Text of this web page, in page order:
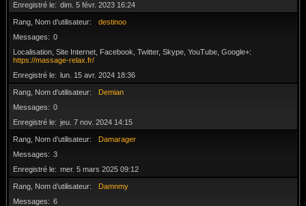
Enregistré le
dim. 5 févr. 2023 16:24
Rang, Nom d’utilisateur
destinoo
Messages
0
Localisation, Site Internet, Facebook, Twitter, Skype, YouTube, Google+
https://massage-relax.fr/
Enregistré le
lun. 15 avr. 2024 18:36
Rang, Nom d’utilisateur
Demian
Messages
0
Enregistré le
jeu. 7 nov. 2024 14:15
Rang, Nom d’utilisateur
Damarager
Messages
3
Enregistré le
mer. 5 mars 2025 09:12
Rang, Nom d’utilisateur
Damnmy
Messages
6